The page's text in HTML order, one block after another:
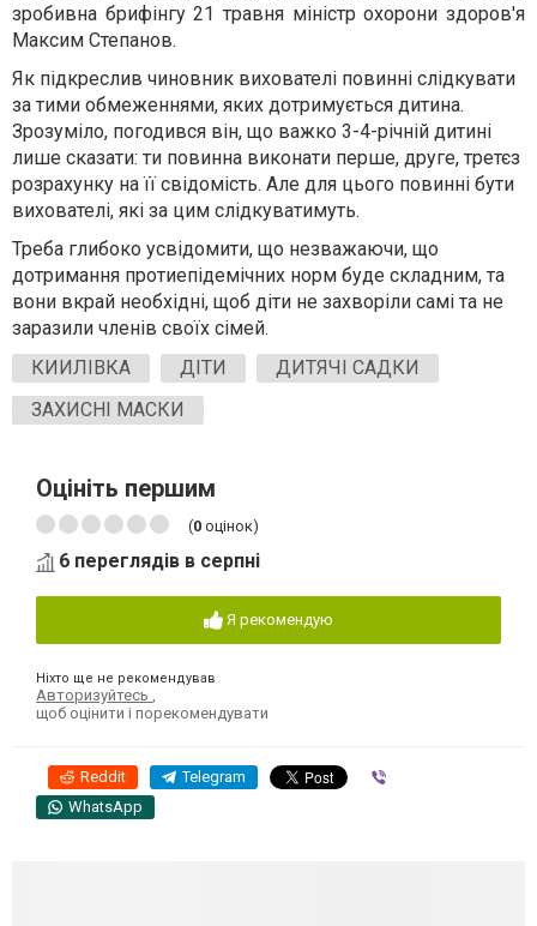
зробивна брифінгу21 травня міністр охорони здоров'я
Максим Степанов.
Як підкреслив чиновник вихователі повинні слідкувати
за тими обмеженнями, яких дотримується дитина.
Зрозуміло, погодився він, що важко 3-4-річній дитині
лише сказати: ти повинна виконати перше, друге, третєз
розрахунку на її свідомість. Але для цього повинні бути
вихователі, які за цим слідкуватимуть.
Треба глибоко усвідомити, що незважаючи, що
дотримання протиепідемічних норм буде складним, та
вони вкрай необхідні, щоб діти не захворіли самі та не
заразили членів своїх сімей.
КИИЛІВКА
ДІТИ
ДИТЯЧІ САДКИ
ЗАХИСНІ МАСКИ
Оцініть першим
(0 оцінок)
6 переглядів в серпні
Я рекомендую
Ніхто ще не рекомендував
Авторизуйтесь ,
щоб оцінити і порекомендувати
Reddit Telegram
WhatsApp